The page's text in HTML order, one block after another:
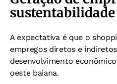
sustentabilidade
A expectativa é que o
empregos diretos e
desenvolvimento
oeste baiana.